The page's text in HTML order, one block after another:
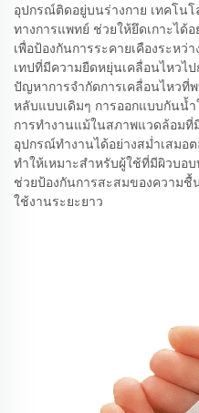
อุปกรณ์ติดอยู่บนร่างกาย เทคโน
ทางการแพทย์ ช่วยให้ยึดเกาะได้
เพื่อป้องกันการระคายเคืองระหว่
เทปที่มีความยืดหยุ่นเคลื่อนไหวไ
ปัญหาการจำกัดการเคลื่อนไหว
หลับแบบเดิมๆ การออกแบบกันน้
การทำงานแม้ในสภาพแวดล้อม
อุปกรณ์ทำงานได้อย่างสม่ำเสม
ทำให้เหมาะสำหรับผู้ใช้ที่มีผิวบอ
ช่วยป้องกันการสะสมของความชื้
ใช้งานระยะยาว